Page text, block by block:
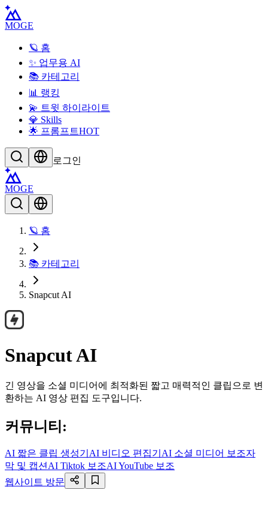
MOGE
🪐 홈
✨ 업무용 AI
📚 카테고리
📊 랭킹
💫 트윗 하이라이트
💎 Skills
🌟 프롬프트HOT
로그인
MOGE
🪐 홈
📚 카테고리
Snapcut AI
Snapcut AI
긴 영상을 소셜 미디어에 최적화된 짧고 매력적인 클립으로 변
환하는 AI 영상 편집 도구입니다.
커뮤니티 :
AI 짧은 클립 생성기 AI 비디오 편집기 AI 소셜 미디어 보조자
막 및 캡션AI Tiktok 보조AI YouTube 보조
웹사이트 방문